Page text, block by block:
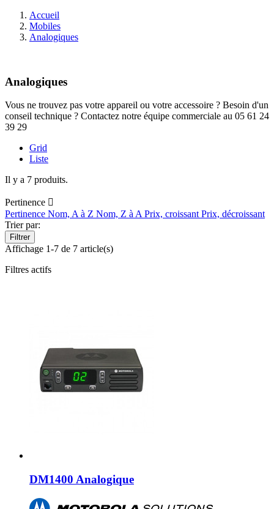
Accueil
Mobiles
Analogiques
Analogiques
Vous ne trouvez pas votre appareil ou votre accessoire ? Besoin d'un
conseil technique ? Contactez notre équipe commerciale au 05 61 24
39 29
Grid
Liste
Il y a 7 produits.
Pertinence 
Pertinence Nom, A à Z Nom, Z à APrix, croissantPrix, décroissant
Trier par:
Filtrer
Affichage 1-7 de 7 article(s)
Filtres actifs
DM1400 Analogique